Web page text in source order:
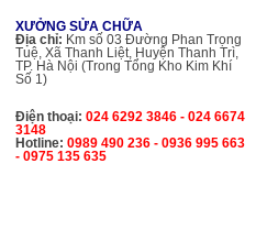
XƯỞNG SỬA CHỮA
Địa chỉ: Km số 03 Đường Phan Trọng
Tuệ, Xã Thanh Liệt, Huyện Thanh Trì,
TP. Hà Nội (Trong Tổng Kho Kim Khí
Số 1)
Điện thoại: 024 6292 3846 - 024 6674
3148
Hotline: 0989 490 236 - 0936 995 663
- 0975 135 635